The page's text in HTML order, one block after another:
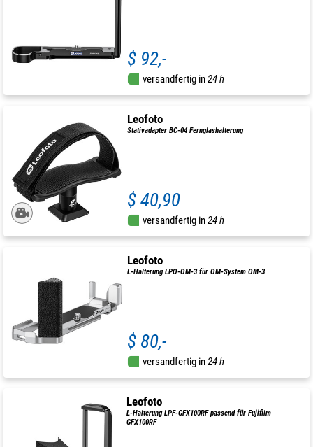
$ 92,-
versandfertig in24 h
Leofoto
Stativadapter BC-04 Fernglashalterung
$ 40,90
versandfertig in24 h
Leofoto
L-Halterung LPO-OM-3 für OM-System OM-3
$ 80,-
versandfertig in24 h
Leofoto
L-Halterung LPF-GFX100RF passend für Fujifilm
GFX100RF